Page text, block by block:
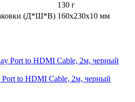
130 г
(Д*Ш*В) 160х230х10 мм
to HDMI Cable, 2м, черный